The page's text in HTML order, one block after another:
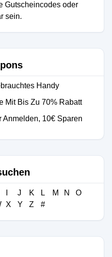
Gutscheincodes oder
sein.
Handy
Mit Bis Zu 70% Rabatt
Anmelden, 10€ Sparen
J K L M N
O
X Y Z #